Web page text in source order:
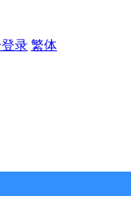
登录 繁体